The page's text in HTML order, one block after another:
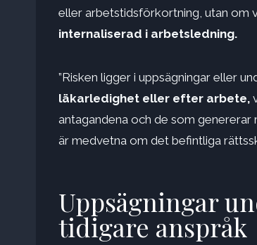
eller arbetstidsförkortning, utan om
internaliserad i arbetsledning.
”Risken ligger i uppsägningar eller
läkarledighet eller efter arbete,
antagandena och de som
är medvetna om det befintliga
Uppsägningar
tidigare anspråk